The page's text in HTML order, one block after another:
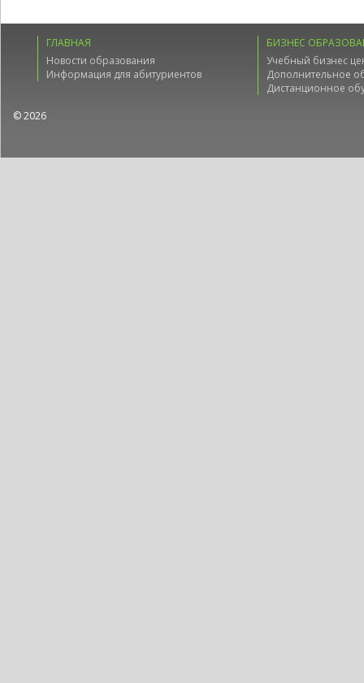
ГЛАВНАЯ
Новости образования
Информация для абитуриентов
БИЗНЕС
Учебный бизнес
Дополнительное
Дистанционное
© 2026